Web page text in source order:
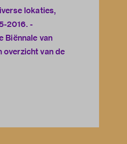
lokaties,
2016. -
Biënnale van
overzicht van de